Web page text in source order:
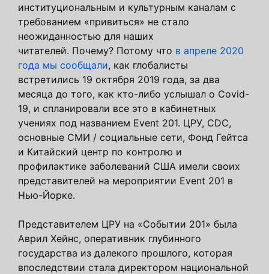
институциональным и культурным каналам с
требованием «привиться» не стало
неожиданностью для наших
читателей. Почему? Потому что в апреле 2020
года мы сообщали, как глобалисты
встретились 19 октября 2019 года, за два
месяца до того, как кто-либо услышал о Covid-
19, и спланировали все это в кабинетных
учениях под названием Event 201. ЦРУ, CDC,
основные СМИ / социальные сети, Фонд Гейтса
и Китайский центр по контролю и
профилактике заболеваний США имели своих
представителей на мероприятии Event 201 в
Нью-Йорке.
Представителем ЦРУ на «Событии 201» была
Аврил Хейнс, оперативник глубинного
государства из далекого прошлого, которая
впоследствии стала директором национальной